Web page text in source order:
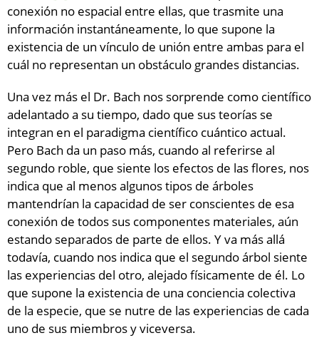
conexión no espacial entre ellas, que trasmite una
información instantáneamente, lo que supone la
existencia de un vínculo de unión entre ambas para el
cuál no representan un obstáculo grandes distancias.
Una vez más el Dr. Bach nos sorprende como científico
adelantado a su tiempo, dado que sus teorías se
integran en el paradigma científico cuántico actual.
Pero Bach da un paso más, cuando al referirse al
segundo roble, que siente los efectos de las flores, nos
indica que al menos algunos tipos de árboles
mantendrían la capacidad de ser conscientes de esa
conexión de todos sus componentes materiales, aún
estando separados de parte de ellos. Y va más allá
todavía, cuando nos indica que el segundo árbol siente
las experiencias del otro, alejado físicamente de él. Lo
que supone la existencia de una conciencia colectiva
de la especie, que se nutre de las experiencias de cada
uno de sus miembros y viceversa.